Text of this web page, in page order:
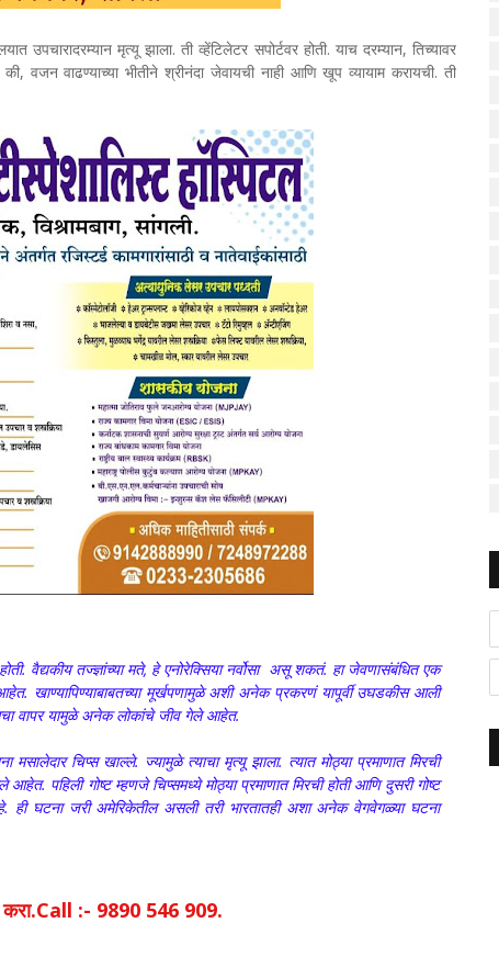
उपचारादरम्यान मृत्यू झाला. ती व्हेंटिलेटर सपोर्टवर होती. याच दरम्यान, तिच्यावर
वाढण्याच्या भीतीने श्रीनंदा जेवायची नाही आणि खूप व्यायाम करायची. ती
वैद्यकीय तज्ज्ञांच्या मते, हे एनोरेक्सिया नर्वोसा असू शकतं. हा जेवणासंबंधित एक
खाण्यापिण्याबाबतच्या मूर्खपणामुळे अशी अनेक प्रकरणं यापूर्वी उघडकीस आली
वापर यामुळे अनेक लोकांचे जीव गेले आहेत.
मसालेदार चिप्स खाल्ले. ज्यामुळे त्याचा मृत्यू झाला. त्यात मोठ्या प्रमाणात मिरची
पहिली गोष्ट म्हणजे चिप्समध्ये मोठ्या प्रमाणात मिरची होती आणि दुसरी गोष्ट
ही घटना जरी अमेरिकेतील असली तरी भारतातही अशा अनेक वेगवेगळ्या घटना
करा.Call :- 9890 546 909.